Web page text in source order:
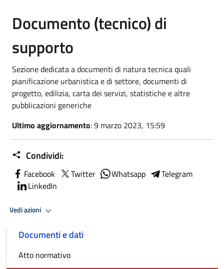
Documento (tecnico) di
supporto
Sezione dedicata a documenti di natura tecnica quali
pianificazione urbanistica e di settore, documenti di
progetto, edilizia, carta dei servizi, statistiche e altre
pubblicazioni generiche
Ultimo aggiornamento: 9 marzo 2023, 15:59
Condividi:
Facebook Twitter Whatsapp
Telegram
LinkedIn
Vedi azioni
Documenti e dati
Atto normativo